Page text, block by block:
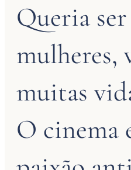
Queria
mulheres,
muitas
O cinema